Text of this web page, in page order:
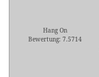
Hang On
Bewertung: 7.5714